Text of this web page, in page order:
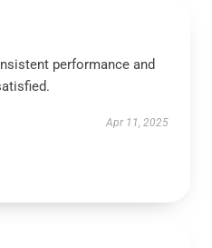
performance and
Apr 11, 2025